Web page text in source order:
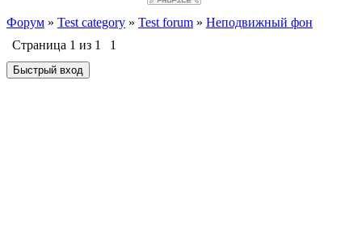
Форум » Test category » Test forum » Неподвижный фон
Страница 1 из 1 1